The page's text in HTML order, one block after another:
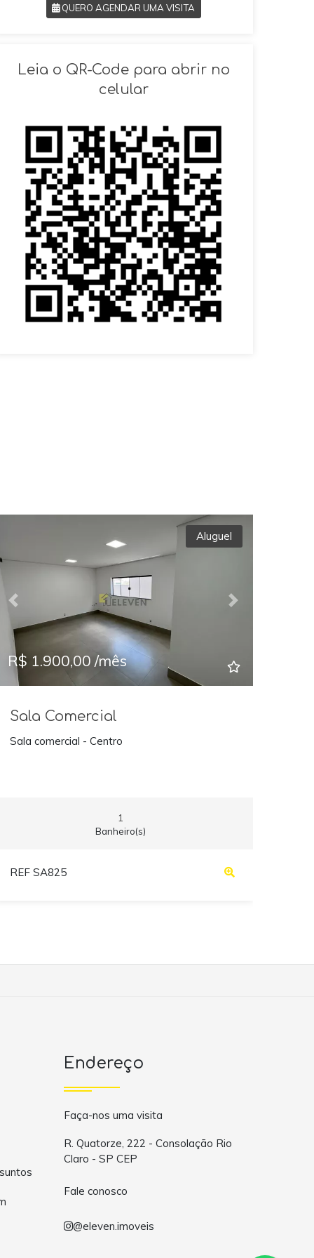
QUERO AGENDAR UMA VISITA
VOLTAR
Leia o QR-Code para abrir no
celular
Previous Next
Aluguel
R$ 1.900,00 /mês
Sala Comercial
Sala comercial - Centro
1
Banheiro(s)
REF SA825
Endereço
Faça-nos uma visita
R. Quatorze, 222 - Consolação Rio
Claro - SP CEP
Fale conosco
@eleven.imoveis